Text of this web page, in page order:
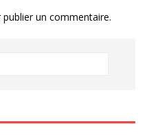
un commentaire.